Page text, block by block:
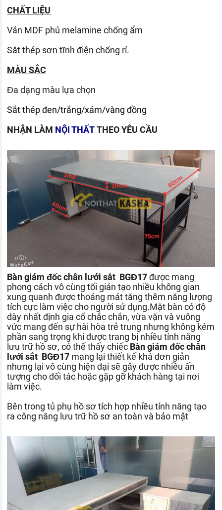
CHẤT LIỆU
Ván MDF phủ melamine chống ẩm
Sắt thép sơn tĩnh điện chống rỉ.
MÀU SẮC
Đa dạng màu lựa chọn
Sắt thép đen/trắng/xám/vàng đồng
NHẬN LÀM NỘI THẤTTHEO YÊU CẦU
Bàn giám đốc chân lưới sắt BGĐ17được mang
phong cách vô cùng tối giản tạo nhiều không gian
xung quanh được thoáng mát tăng thêm năng lượng
tích cực làm việc cho người sử dụng.Mặt bàn có độ
dày nhất định gia cố chắc chắn, vừa vặn và vuông
vức mang đến sự hài hòa trẻ trung nhưng không kém
phần sang trọng khi được trang bị nhiều tính năng
lưu trữ hồ sơ, có thể thấy chiếc Bàn giám đốc chân
lưới sắt BGĐ17 mang lại thiết kế khá đơn giản
nhưng lại vô cùng hiện đại sẽ gây được nhiều ấn
tượng cho đối tác hoặc gặp gỡ khách hàng tại nơi
làm việc.
Bên trong tủ phụ hồ sơ tích hợp nhiều tính năng tạo
ra công năng lưu trữ hồ sơ an toàn và bảo mật